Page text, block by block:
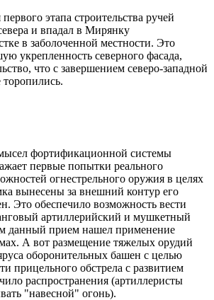
этапа строительства ручей
и впадал в Мирянку
в заболоченной местности. Это
укрепленность северного фасада,
что с завершением северо-западной
фортификационной системы
первые попытки реального
огнестрельного оружия в целях
вынесены за внешний контур его
Это обеспечило возможность вести
артиллерийский и мушкетный
данный прием нашел применение
А вот размещение тяжелых орудий
оборонительных башен с целью
прицельного обстрела с развитием
распространения (артиллеристы
"навесной" огонь).